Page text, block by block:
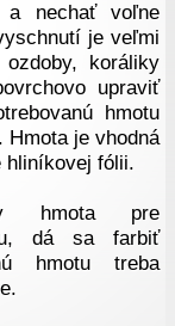
a nechať voľne
je veľmi
koráliky
upraviť
hmotu
Hmota je vhodná
hliníkovej fólii.
hmota pre
dá sa farbiť
hmotu treba